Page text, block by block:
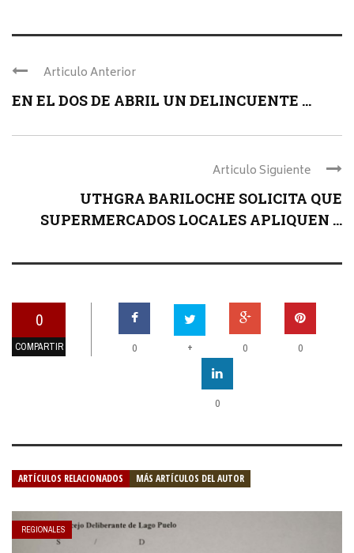
Articulo Anterior
EN EL DOS DE ABRIL UN DELINCUENTE ...
Articulo Siguiente
UTHGRA BARILOCHE SOLICITA QUE
SUPERMERCADOS LOCALES APLIQUEN ...
0
COMPARTIR 0 + 0 0
0
ARTÍCULOS RELACIONADOS MÁS ARTÍCULOS DEL AUTOR
REGIONALES